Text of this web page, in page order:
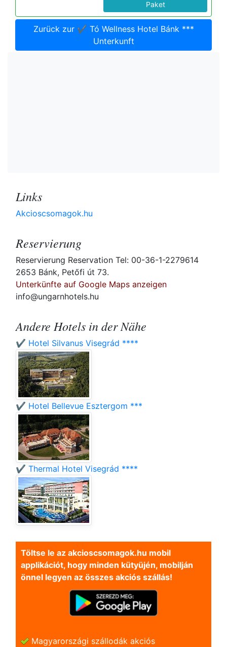
Paket
Zurück zur ✔️ Tó Wellness Hotel Bánk ***
Unterkunft
Links
Akcioscsomagok.hu
Reservierung
Reservierung Reservation Tel: 00-36-1-2279614
2653 Bánk, Petőfi út 73.
Unterkünfte auf Google Maps anzeigen
info@ungarnhotels.hu
Andere Hotels in der Nähe
✔️ Hotel Silvanus Visegrád ****
✔️ Hotel Bellevue Esztergom ***
✔️ Thermal Hotel Visegrád ****
Töltse le az akcioscsomagok.hu mobil
applikációt, hogy minden kütyüjén, mobilján
önnel legyen az összes akciós szállás!
Magyarországi szállodák akciós